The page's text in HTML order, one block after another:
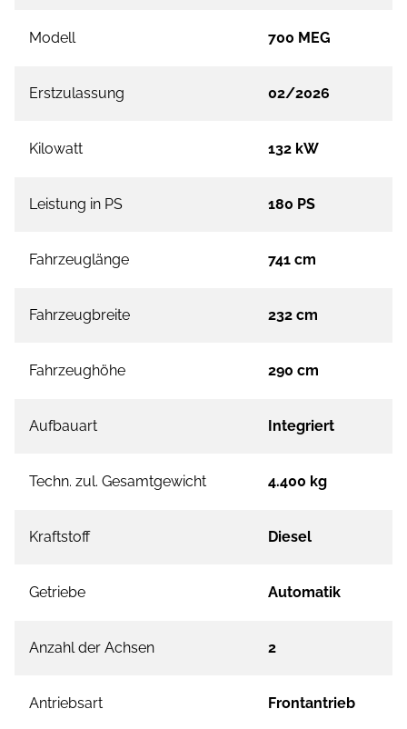
Modell 700 MEG
Erstzulassung 02/2026
Kilowatt 132 kW
Leistung in PS 180 PS
Fahrzeuglänge 741 cm
Fahrzeugbreite 232 cm
Fahrzeughöhe 290 cm
Aufbauart Integriert
Techn. zul. Gesamtgewicht 4.400 kg
Kraftstoff Diesel
Getriebe Automatik
Anzahl der Achsen 2
Antriebsart Frontantrieb